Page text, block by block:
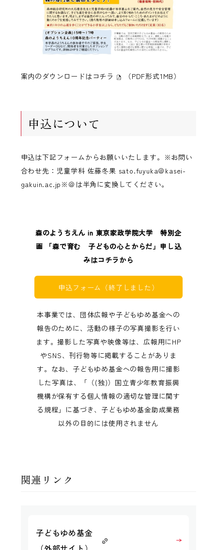
案内のダウンロードはコチラ （PDF形式1MB）
申込について
申込は下記フォームからお願いいたします。※お問い
合わせ先：児童学科 佐藤冬果 sato.fuyuka＠kasei-
gakuin.ac.jp※＠は半角に変換してください。
森のようちえん in 東京家政学院大学 特別企
画 「森で育む 子どもの心とからだ」申し込
みはコチラから
申込フォーム（終了しました）
本事業では、団体広報や子どもゆめ基金への
報告のために、活動の様子の写真撮影を行い
ます。撮影した写真や映像等は、広報用にHP
やSNS、刊行物等に掲載することがありま
す。なお、子どもゆめ基金への報告用に撮影
した写真は、「（(独)）国立青少年教育振興
機構が保有する個人情報の適切な管理に関す
る規程」に基づき、子どもゆめ基金助成業務
以外の目的には使用されません
関連リンク
子どもゆめ基金